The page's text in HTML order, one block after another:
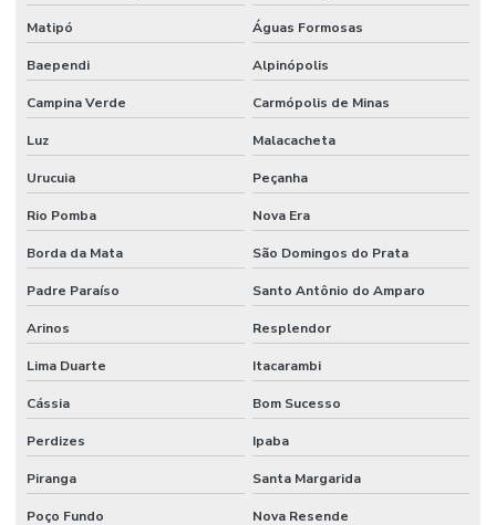
Matipó Águas Formosas
Baependi Alpinópolis
Campina Verde Carmópolis de Minas
Luz Malacacheta
Urucuia Peçanha
Rio Pomba Nova Era
Borda da Mata São Domingos do Prata
Padre Paraíso Santo Antônio do Amparo
Arinos Resplendor
Lima Duarte Itacarambi
Cássia Bom Sucesso
Perdizes Ipaba
Piranga Santa Margarida
Poço Fundo Nova Resende